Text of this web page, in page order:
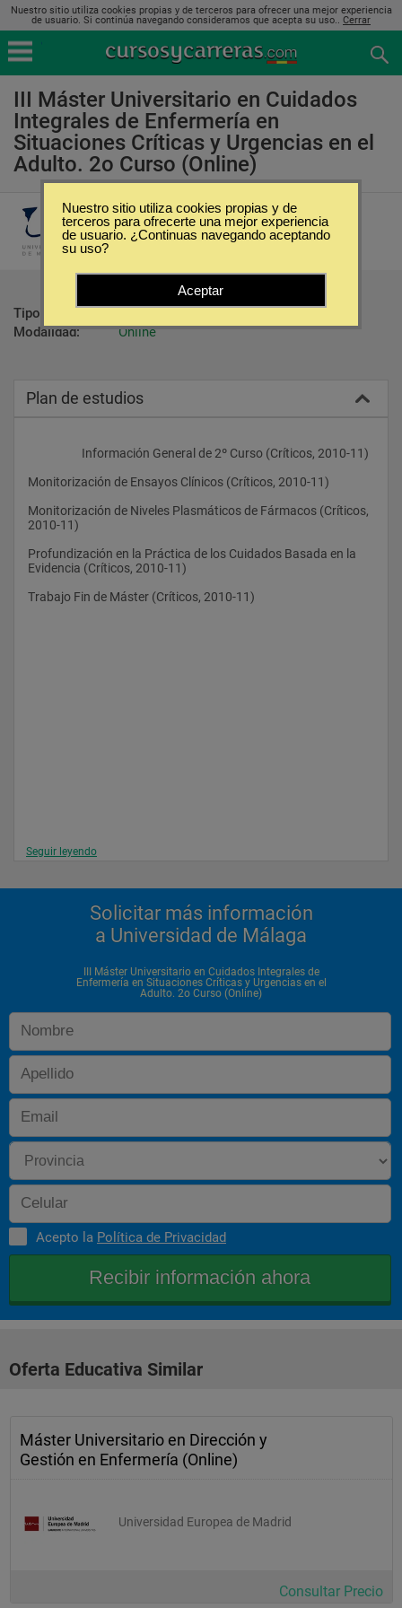
Nuestro sitio utiliza cookies propias y de terceros para ofrecer una mejor experiencia
de usuario. Si continúa navegando consideramos que acepta su uso.. Cerrar
III Máster Universitario en Cuidados
Integrales de Enfermería en
Situaciones Críticas y Urgencias en el
Adulto. 2o Curso (Online)
Universidad de Málaga
Tipo:
Maestrías
Modalidad:
Online
Plan de estudios
                    Información General de 2º Curso (Críticos, 2010-11)
Monitorización de Ensayos Clínicos (Críticos, 2010-11)
Monitorización de Niveles Plasmáticos de Fármacos (Críticos,
2010-11)
Profundización en la Práctica de los Cuidados Basada en la
Evidencia (Críticos, 2010-11)
Trabajo Fin de Máster (Críticos, 2010-11)
Seguir leyendo
Solicitar más información
a Universidad de Málaga
III Máster Universitario en Cuidados Integrales de
Enfermería en Situaciones Críticas y Urgencias en el
Adulto. 2o Curso (Online)
Acepto la Política de Privacidad
Oferta Educativa Similar
Máster Universitario en Dirección y
Gestión en Enfermería (Online)
Universidad Europea de Madrid
Consultar Precio
Nuestro sitio utiliza cookies propias y de
terceros para ofrecerte una mejor experiencia
de usuario. ¿Continuas navegando aceptando
su uso?
Aceptar